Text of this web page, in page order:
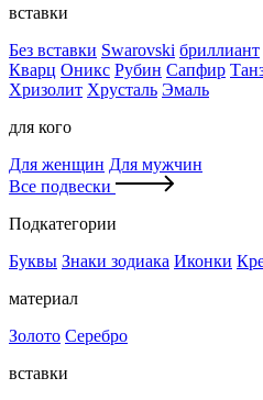
вставки
Без вставки Swarovski бриллиант
Кварц Оникс Рубин Сапфир
Хризолит Хрусталь Эмаль
для кого
Для женщин Для мужчин
Все подвески
Подкатегории
Буквы Знаки зодиака Иконки
материал
Золото Серебро
вставки